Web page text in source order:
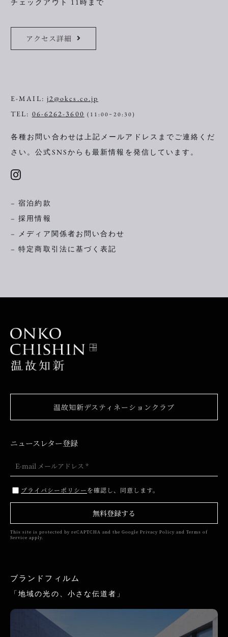
チェックアウト 11時まで
アクセス詳細
E-MAIL: j2@okcs.co.jp
TEL: 06-6262-3600 (11:00~20:30)
各種お問い合わせは上記メールアドレスまでご連絡くだ
さい。公式SNSからも最新情報を発信しています。
– 宿泊約款
– 採用情報
– メディア関係者お問い合わせ
– 特定商取引法に基づく表記
温故知新デスティネーションクラブ
ニュースレター登録
プライバシーポリシーを確認し、同意します。
無料登録する
This site is protected by reCAPTCHA and the Google Privacy Policy and Terms of
Service apply.
ブランドフィルム
「地域の光の、小さな伝道者」